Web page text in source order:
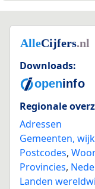
Downloads:
Regionale
Adressen
Gemeenten,
Postcodes,
Provincies,
Landen